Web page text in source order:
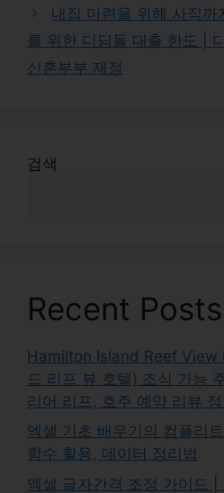
내집 마련을 위해 사직까
를 위한 디딤돌 대출 한도 |
신혼부부 재정
검색
Recent Posts
Hamilton Island Reef View
드 리프 뷰 호텔) 조식 가능
리어 리프, 호주 예약 리뷰 정
엑셀 기초 배우기의 컴플리
함수 활용, 데이터 정리법
엑셀 글자간격 조정 가이드 |